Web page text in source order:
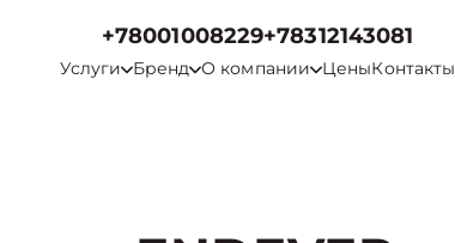
+78001008229+78312143081
Услуги Бренд О компании ЦеныКонтакты